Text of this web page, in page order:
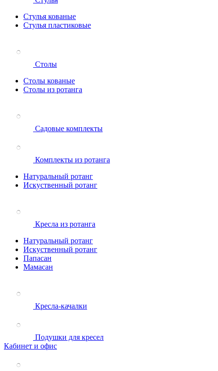
Стулья кованые
Стулья пластиковые
Столы
Столы кованые
Столы из ротанга
Садовые комплекты
Комплекты из ротанга
Натуральный ротанг
Искуственный ротанг
Кресла из ротанга
Натуральный ротанг
Искуственный ротанг
Папасан
Мамасан
Кресла-качалки
Подушки для кресел
Кабинет и офис